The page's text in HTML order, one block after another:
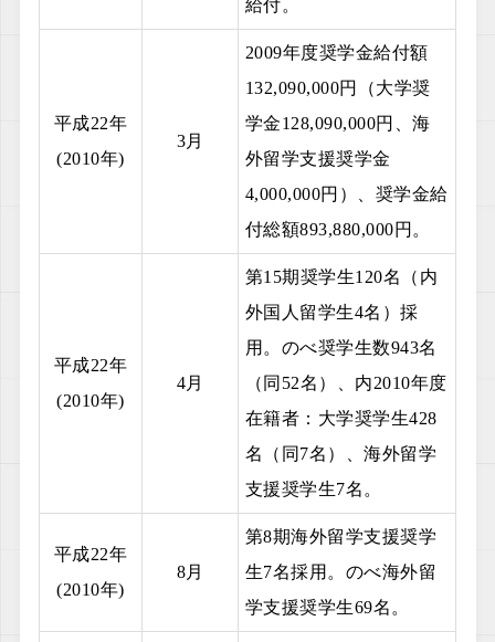
給付。
平成22年
(2010年)
3月
2009年度奨学金給付額
132,090,000円（大学奨
学金128,090,000円、海
外留学支援奨学金
4,000,000円）、奨学金給
付総額893,880,000円。
平成22年
(2010年)
4月
第15期奨学生120名（内
外国人留学生4名）採
用。のべ奨学生数943名
（同52名）、内2010年度
在籍者：大学奨学生428
名（同7名）、海外留学
支援奨学生7名。
平成22年
(2010年)
8月
第8期海外留学支援奨学
生7名採用。のべ海外留
学支援奨学生69名。